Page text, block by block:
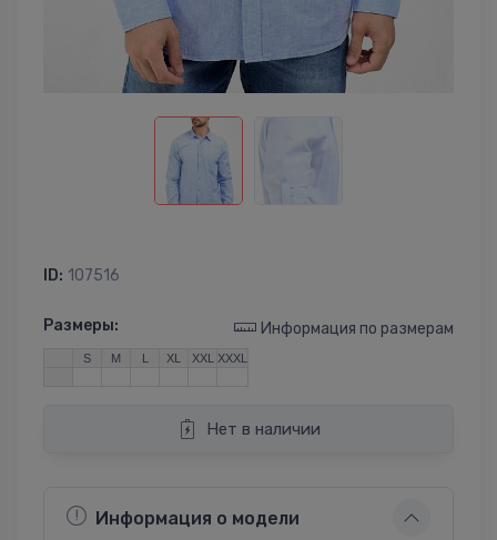
ID: 107516
Размеры: Информация по размерам
S M L XL XXL XXXL
Нет в наличии
Информация о модели